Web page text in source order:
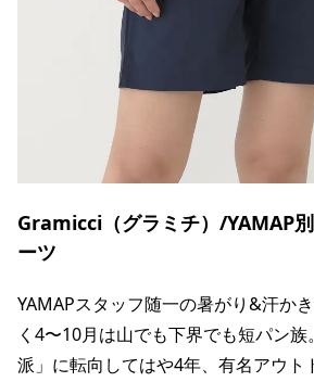
Gramicci（グラミチ）/YAMAP
ーツ
YAMAPスタッフ随一の暑がり&汗か
く4〜10月は山でも下界でも短パン
派」に転向してはや4年、有名アウト